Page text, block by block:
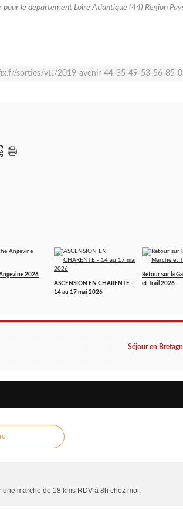
le departement Loire Atlantique (44) Region
sorties/vtt/2019-avenir-44-35-49-53-56-85-
2026
ASCENSION EN CHARENTE -
14 au 17 mai 2026
Retour sur la
et Trail 2026
Séjour en
marche de 18 kms RDV à 8h chez moi.